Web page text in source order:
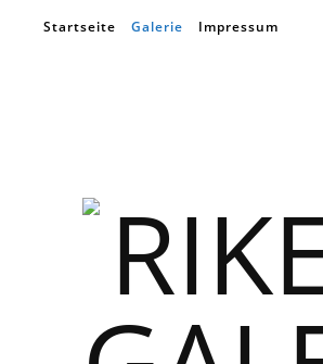
Startseite Galerie Impressum